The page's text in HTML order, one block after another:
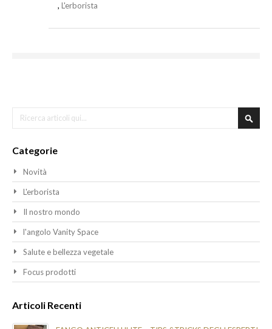
, L'erborista
Cerca
Categorie
Novità
L'erborista
Il nostro mondo
l'angolo Vanity Space
Salute e bellezza vegetale
Focus prodotti
Articoli Recenti